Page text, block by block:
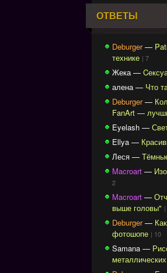
ОТВЕТЫ
Deburger—
технике | 7
Жека —
алена — Что
Deburger—
FanArt —
Eyelash —
Ellya —
Леся —
Macroart —
2
Macroart —
выше головы"
Deburger—
фотошопе | 10
Samana —